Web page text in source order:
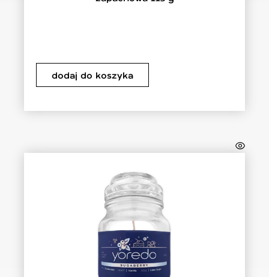
dodaj do koszyka